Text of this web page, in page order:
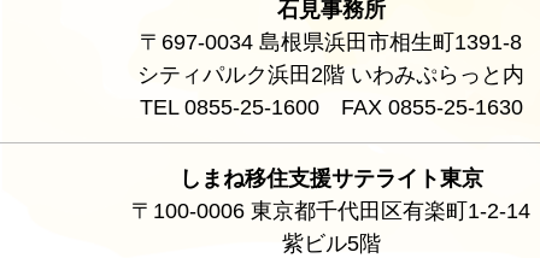
石見事務所
〒697-0034 島根県浜田市相生町1391-8
シティパルク浜田2階 いわみぷらっと内
TEL 0855-25-1600 FAX 0855-25-1630
しまね移住支援サテライト東京
〒100-0006 東京都千代田区有楽町1-2-14
紫ビル5階